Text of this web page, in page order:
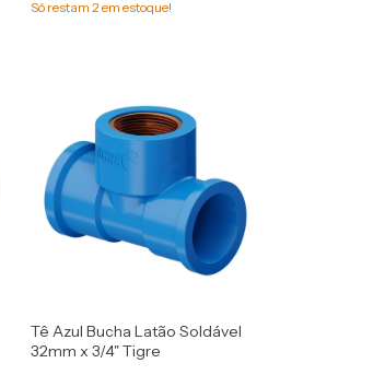
Só restam 2 em estoque!
Tê Azul Bucha Latão Soldável
32mm x 3/4" Tigre